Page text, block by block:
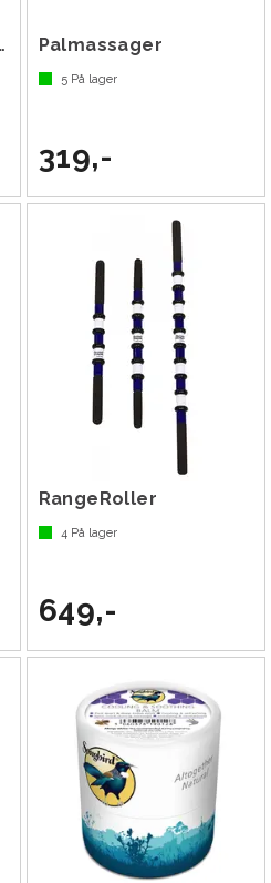
Palmassager
5På lager
319,-
RangeRoller
4På lager
649,-